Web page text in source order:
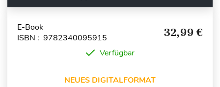
E-Book
ISBN : 9782340095915
32,99 €
Verfügbar
NEUES DIGITALFORMAT